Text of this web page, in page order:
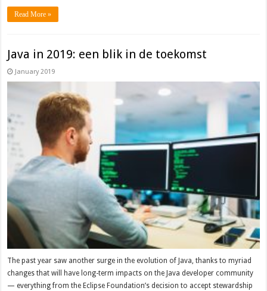
Read More »
Java in 2019: een blik in de toekomst
January 2019
The past year saw another surge in the evolution of Java, thanks to myriad
changes that will have long-term impacts on the Java developer community
— everything from the Eclipse Foundation’s decision to accept stewardship